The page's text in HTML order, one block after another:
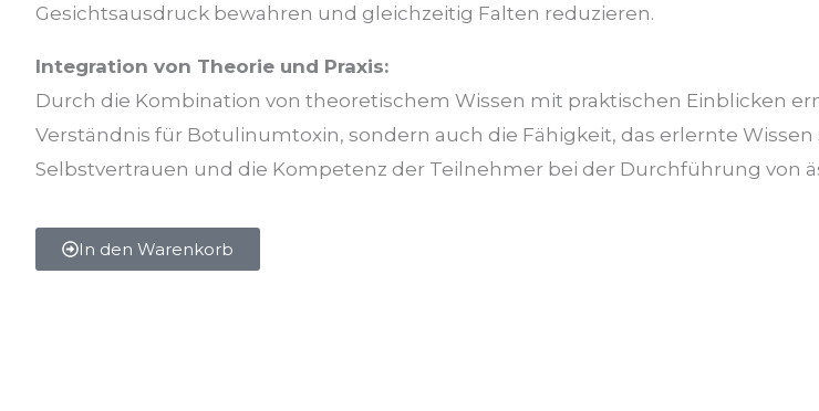
Gesichtsausdruck bewahren und gleichzeitig Falten reduzieren.
Integration von Theorie und Praxis:
Durch die Kombination von theoretischem Wissen mit praktischen Einblicken
Verständnis für Botulinumtoxin, sondern auch die Fähigkeit, das erlernte
Selbstvertrauen und die Kompetenz der Teilnehmer bei der Durchführung von
In den Warenkorb